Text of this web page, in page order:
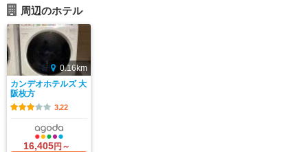
周辺のホテル
0.16km
カンデオホテルズ 大
阪枚方
3.22
16,405円～